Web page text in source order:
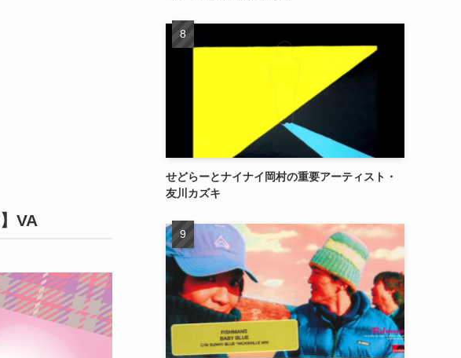
VA
せどらーとナイナイ岡村の重要アーティスト・
友川カズキ